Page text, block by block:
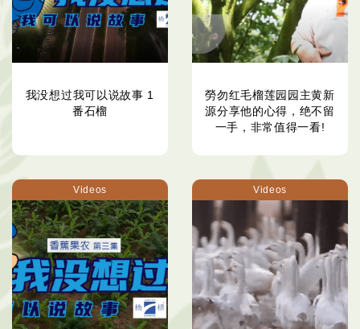
我没想过我可以说故事 1
番石榴
勞勿红毛榴莲园园主黄新
源分享他的心得，绝不留
一手，非常值得一看!
Videos Videos